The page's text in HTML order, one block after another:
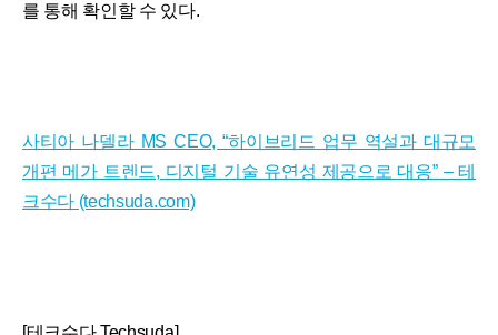
를 통해 확인할 수 있다.
사티아 나델라 MS CEO, “하이브리드 업무 역설과 대규모
개편 메가 트렌드, 디지털 기술 유연성 제공으로 대응” – 테
크수다 (techsuda.com)